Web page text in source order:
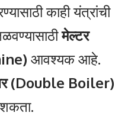
काही यंत्रांची
मेल्टर
आवश्यक आहे.
(Double Boiler)